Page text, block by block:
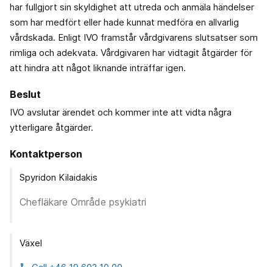
har fullgjort sin skyldighet att utreda och anmäla händelser
som har medfört eller hade kunnat medföra en allvarlig
vårdskada. Enligt IVO framstår vårdgivarens slutsatser som
rimliga och adekvata. Vårdgivaren har vidtagit åtgärder för
att hindra att något liknande inträffar igen.
Beslut
IVO avslutar ärendet och kommer inte att vidta några
ytterligare åtgärder.
Kontaktperson
Spyridon Kilaidakis
Chefläkare Område psykiatri
Växel